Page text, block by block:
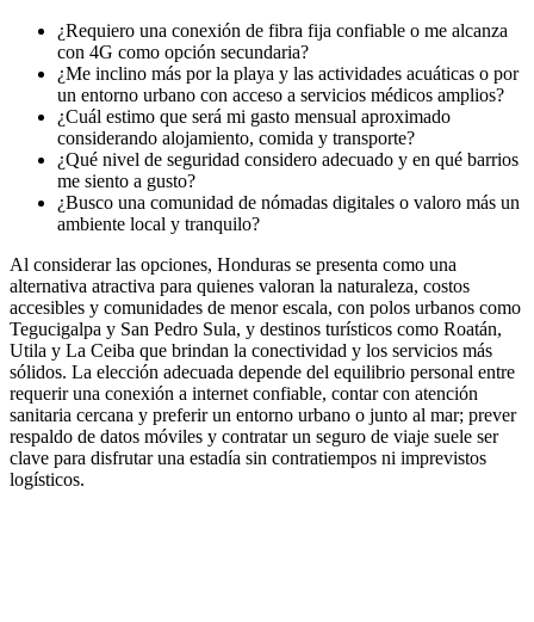
¿Requiero una conexión de fibra fija confiable o me alcanza
con 4G como opción secundaria?
¿Me inclino más por la playa y las actividades acuáticas o por
un entorno urbano con acceso a servicios médicos amplios?
¿Cuál estimo que será mi gasto mensual aproximado
considerando alojamiento, comida y transporte?
¿Qué nivel de seguridad considero adecuado y en qué barrios
me siento a gusto?
¿Busco una comunidad de nómadas digitales o valoro más un
ambiente local y tranquilo?
Al considerar las opciones, Honduras se presenta como una
alternativa atractiva para quienes valoran la naturaleza, costos
accesibles y comunidades de menor escala, con polos urbanos como
Tegucigalpa y San Pedro Sula, y destinos turísticos como Roatán,
Utila y La Ceiba que brindan la conectividad y los servicios más
sólidos. La elección adecuada depende del equilibrio personal entre
requerir una conexión a internet confiable, contar con atención
sanitaria cercana y preferir un entorno urbano o junto al mar; prever
respaldo de datos móviles y contratar un seguro de viaje suele ser
clave para disfrutar una estadía sin contratiempos ni imprevistos
logísticos.